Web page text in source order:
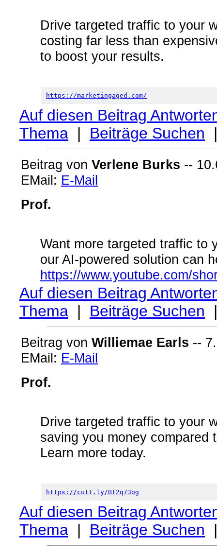
Drive targeted traffic to your
costing far less than
to boost your results.
https://marketingaged.com/
Auf diesen Beitrag
Thema | Beiträge Suchen
Beitrag von Verlene Burks --
EMail: E-Mail
Prof.
Want more targeted traffic to
our AI-powered solution can
https://www.youtube.com/
Auf diesen Beitrag
Thema | Beiträge Suchen
Beitrag von Williemae Earls --
EMail: E-Mail
Prof.
Drive targeted traffic to your
saving you money compared
Learn more today.
https://cutt.ly/Bt2q73og
Auf diesen Beitrag
Thema | Beiträge Suchen